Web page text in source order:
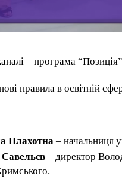
– програма
правила в освітній
Плахотна – начальниця
– директор